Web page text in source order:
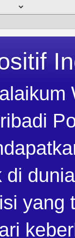
di
yang